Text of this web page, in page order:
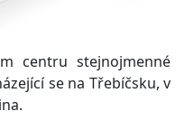
centru stejnojmenné
se na Třebíčsku, v